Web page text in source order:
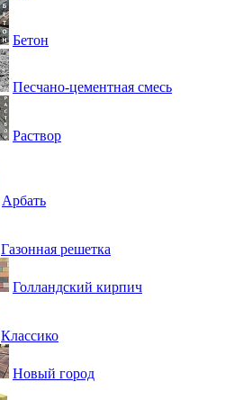
Бетон
Песчано-цементная смесь
Раствор
Арбать
Газонная решетка
Голландский кирпич
Классико
Новый город